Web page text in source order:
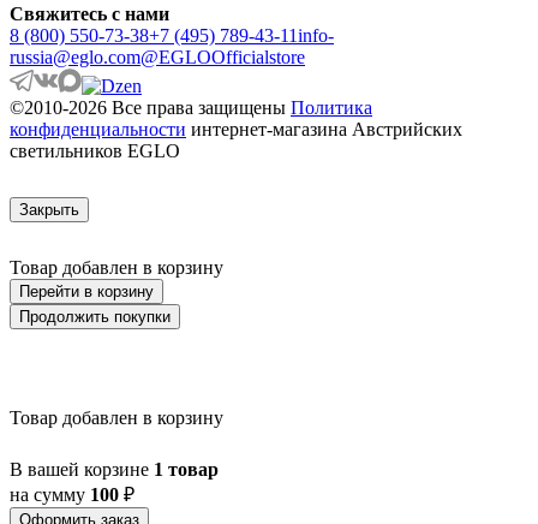
ARTANA
ASBY
ASINDRO
ATOLLARI
AULIYE
AUROTONELLO
AUSTELL
AZBARREN
BABIRIK
BALEZZE
BALIGIAN
BALIGUIAN
BALLINA
BAMPTON
BANI
BARI 1
BARI-M
BARNSTAPLE
Свяжитесь с нами
8 (800) 550-73-38+7 (495) 789-43-11info-
russia@eglo.com@EGLOOfficialstore
©2010-2026 Все права защищены Политика
конфиденциальности интернет-магазина Австрийских
светильников EGLO
Закрыть
Товар добавлен в корзину
Перейти в корзину
Продолжить покупки
Товар добавлен в корзину
В вашей корзине 1 товар
на сумму 100 ₽
Оформить заказ